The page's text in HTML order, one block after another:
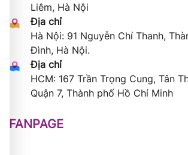
Liêm, Hà Nội
Địa chỉ
Hà Nội: 91 Nguyễn Chí Thanh,
Đình, Hà Nội.
Địa chỉ
HCM: 167 Trần Trọng Cung, Tân
Quận 7, Thành phố Hồ Chí Minh
FANPAGE